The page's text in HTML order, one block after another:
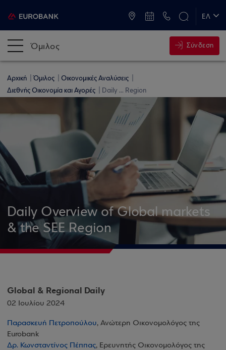
ΕΛ
Όμιλος Σύνδεση
Αρχική Όμιλος
Οικονομικές Αναλύσεις
Διεθνής Οικονομία και Αγορές
Daily ... Region
Daily Overview of Global markets
& the SEE Region
Global & Regional Daily
02 Ιουλίου 2024
Παρασκευή Πετροπούλου, Ανώτερη Οικονομολόγος της
Eurobank
Δρ. Κωνσταντίνος Πέππας, Ερευνητής Οικονομολόγος της